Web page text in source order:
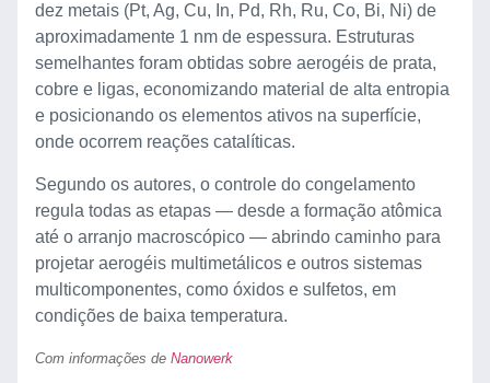
dez metais (Pt, Ag, Cu, In, Pd, Rh, Ru, Co, Bi, Ni) de
aproximadamente 1 nm de espessura. Estruturas
semelhantes foram obtidas sobre aerogéis de prata,
cobre e ligas, economizando material de alta entropia
e posicionando os elementos ativos na superfície,
onde ocorrem reações catalíticas.
Segundo os autores, o controle do congelamento
regula todas as etapas — desde a formação atômica
até o arranjo macroscópico — abrindo caminho para
projetar aerogéis multimetálicos e outros sistemas
multicomponentes, como óxidos e sulfetos, em
condições de baixa temperatura.
Com informações de Nanowerk